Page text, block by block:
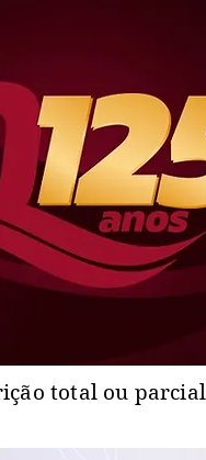
total ou parcial